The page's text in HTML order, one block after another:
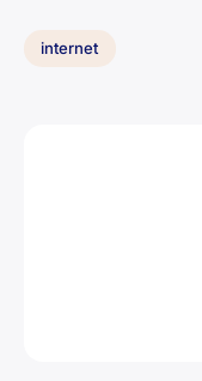
internet